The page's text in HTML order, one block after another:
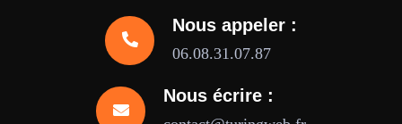
Nous appeler :
06.08.31.07.87
Nous écrire :